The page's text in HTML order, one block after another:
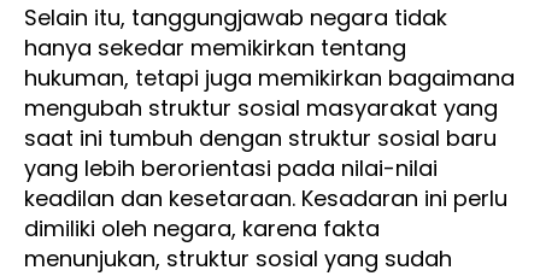
Selain itu, tanggungjawab negara tidak
hanya sekedar memikirkan tentang
hukuman, tetapi juga memikirkan bagaimana
mengubah struktur sosial masyarakat yang
saat ini tumbuh dengan struktur sosial baru
yang lebih berorientasi pada nilai-nilai
keadilan dan kesetaraan. Kesadaran ini perlu
dimiliki oleh negara, karena fakta
menunjukan, struktur sosial yang sudah